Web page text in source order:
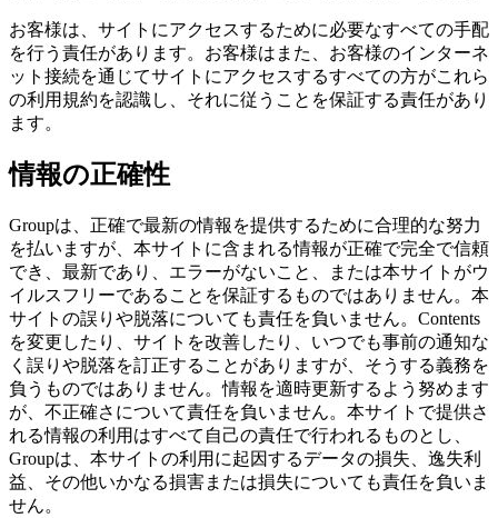
お客様は、サイトにアクセスするために必要なすべての手配
を行う責任があります。お客様はまた、お客様のインターネ
ット接続を通じてサイトにアクセスするすべての方がこれら
の利用規約を認識し、それに従うことを保証する責任があり
ます。
情報の正確性
Groupは、正確で最新の情報を提供するために合理的な努力
を払いますが、本サイトに含まれる情報が正確で完全で信頼
でき、最新であり、エラーがないこと、または本サイトがウ
イルスフリーであることを保証するものではありません。本
サイトの誤りや脱落についても責任を負いません。Contents
を変更したり、サイトを改善したり、いつでも事前の通知な
く誤りや脱落を訂正することがありますが、そうする義務を
負うものではありません。情報を適時更新するよう努めます
が、不正確さについて責任を負いません。本サイトで提供さ
れる情報の利用はすべて自己の責任で行われるものとし、
Groupは、本サイトの利用に起因するデータの損失、逸失利
益、その他いかなる損害または損失についても責任を負いま
せん。